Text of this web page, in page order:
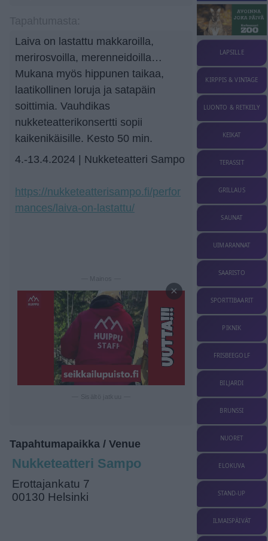
Laiva on lastattu makkaroilla,
merirosvoilla, merenneidoilla…
Mukana myös hippunen taikaa,
laatikollinen loruja ja satapäin
soittimia. Vauhdikas
nukketeatterikonsertti sopii
kaikenikäisille. Kesto 50 min.
4.-13.4.2024 | Nukketeatteri Sampo
https://nukketeatterisampo.fi/perfor
mances/laiva-on-lastattu/
— Mainos —
×
Tapahtumapaikka / Venue
Nukketeatteri Sampo
Erottajankatu 7
00130 Helsinki
LAPSILLE
KIRPPIS & VINTAGE
LUONTO & RETKEILY
KEIKAT
TERASSIT
GRILLAUS
SAUNAT
UIMARANNAT
SAARISTO
SPORTTIBAARIT
PIKNIK
FRISBEEGOLF
BILJARDI
BRUNSSI
NUORET
ELOKUVA
STAND-UP
ILMAISPÄIVÄT